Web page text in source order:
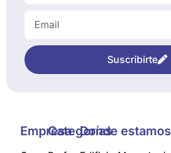
Suscribirte
EmpresaCategoríasDonde estamos